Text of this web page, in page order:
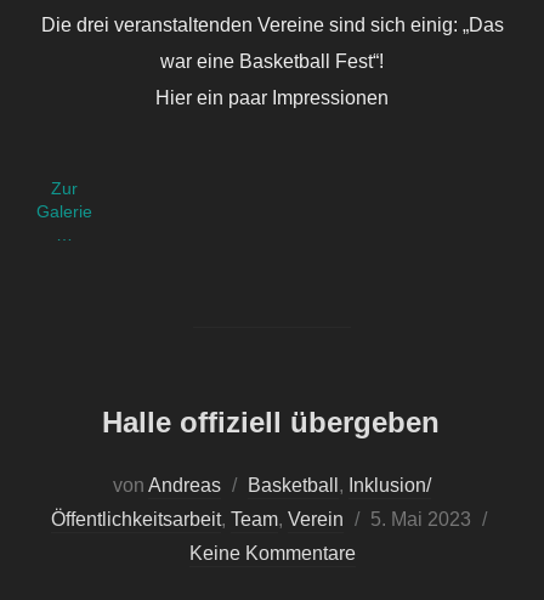
Die drei veranstaltenden Vereine sind sich einig: „Das
war eine Basketball Fest“!
Hier ein paar Impressionen
Zur
Galerie
Halle offiziell übergeben
von Andreas Basketball , Inklusion/
Öffentlichkeitsarbeit, Team, Verein
Veröffentlicht
5. Mai 2023
Keine Kommentare